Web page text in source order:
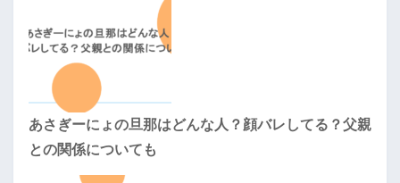
あさぎーにょの旦那はどんな人？顔バレしてる？父親
との関係についても